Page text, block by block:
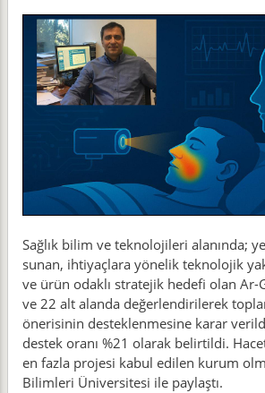
Sağlık bilim ve teknolojileri alanında;
sunan, ihtiyaçlara yönelik teknolojik
ve ürün odaklı stratejik hedefi olan Ar-
ve 22 alt alanda değerlendirilerek
önerisinin desteklenmesine karar
destek oranı %21 olarak belirtildi.
en fazla projesi kabul edilen kurum olma
Bilimleri Üniversitesi ile paylaştı.